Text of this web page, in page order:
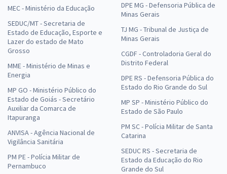
MEC - Ministério da Educação
SEDUC/MT - Secretaria de
Estado de Educação, Esporte e
Lazer do estado de Mato
Grosso
MME - Ministério de Minas e
Energia
MP GO - Ministério Público do
Estado de Goiás - Secretário
Auxiliar da Comarca de
Itapuranga
ANVISA - Agência Nacional de
Vigilância Sanitária
PM PE - Polícia Militar de
Pernambuco
DPE MG - Defensoria Pública de
Minas Gerais
TJ MG - Tribunal de Justiça de
Minas Gerais
CGDF - Controladoria Geral do
Distrito Federal
DPE RS - Defensoria Pública do
Estado do Rio Grande do Sul
MP SP - Ministério Público do
Estado de São Paulo
PM SC - Polícia Militar de Santa
Catarina
SEDUC RS - Secretaria de
Estado da Educação do Rio
Grande do Sul